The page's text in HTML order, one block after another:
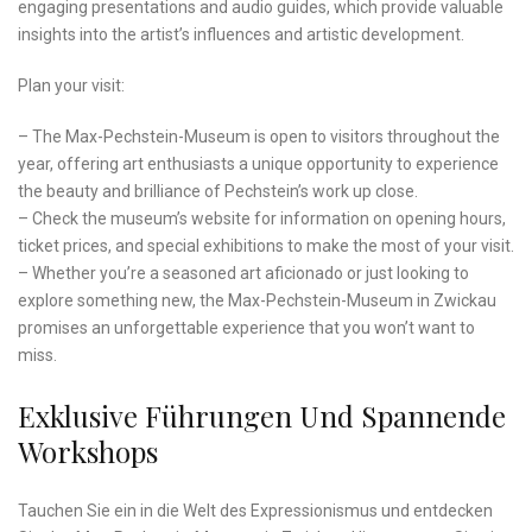
engaging presentations and⁢ audio ⁤guides, ‍which provide valuable
insights into the artist’s influences and‌ artistic development.
Plan your visit:
– The Max-Pechstein-Museum is open to ⁢visitors throughout⁤ the
year, offering art enthusiasts a unique opportunity to ​experience
the beauty and brilliance of Pechstein’s work up close.
– ‍Check the museum’s ⁢website for information on opening hours,
ticket prices, and special exhibitions to make the most of your visit.
– Whether you’re a seasoned art aficionado or just looking to
explore something new, the Max-Pechstein-Museum‌ in ⁤Zwickau
promises an unforgettable experience that you won’t want to
miss.
Exklusive Führungen Und Spannende
Workshops
Tauchen Sie ein in die Welt⁤ des Expressionismus und entdecken